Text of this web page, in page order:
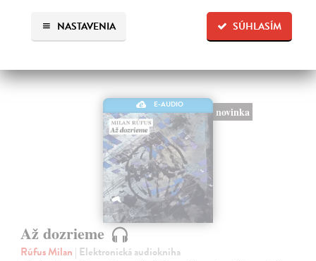
SÚHLASÍM
NASTAVENIA
E-AUDIO
novinka
Až dozrieme
Rúfus Milan | Elektronická audiokniha